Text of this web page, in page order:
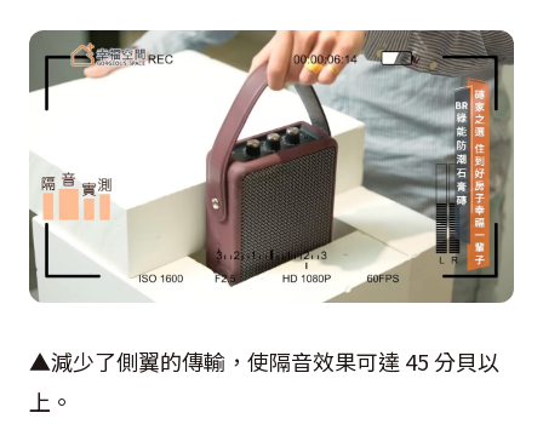
▲減少了側翼的傳輸，使隔音效果可達 45 分貝以
上。